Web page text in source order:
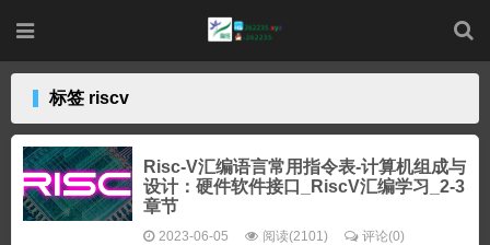
标签 riscv
Risc-V汇编语言常用指令表-计算机组成与
设计：硬件软件接口_RiscV汇编学习_2-3
章节
2023-06-05 阅读(2101) 评论(0)